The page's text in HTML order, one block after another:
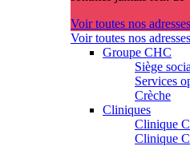
Voir toutes nos adresses
Voir toutes nos adresses
Groupe CHC
Siège
Services
Crèche
Cliniques
Clinique
Clinique